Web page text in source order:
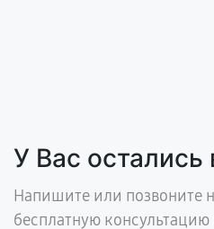
У Вас
Напишите или позвоните
бесплатную